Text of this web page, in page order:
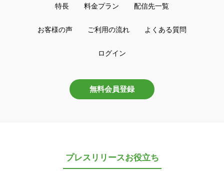
特長 料金プラン 配信先一覧
お客様の声 ご利用の流れ よくある質問
ログイン
無料会員登録
プレスリリースお役立ち